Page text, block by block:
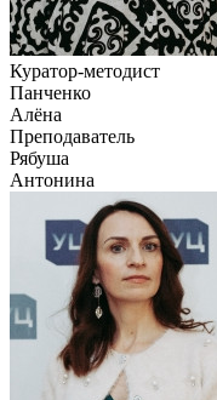
Куратор-методист
Панченко
Алёна
Преподаватель
Рябуша
Антонина